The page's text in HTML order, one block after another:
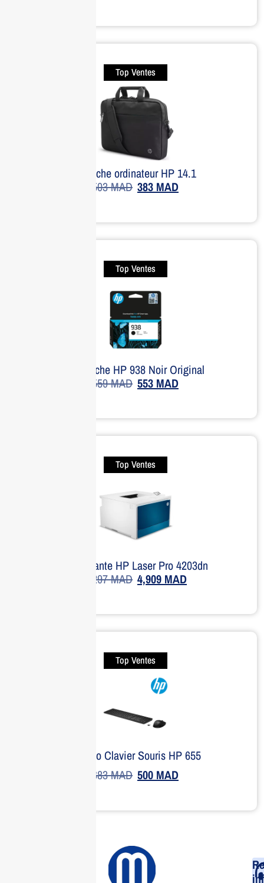
Top Ventes
Sacoche ordinateur HP 14.1
503MAD 383 MAD
Top Ventes
Cartouche HP 938 Noir Original
559MAD 553 MAD
Top Ventes
Imprimante HP Laser Pro 4203dn
7,297MAD 4,909 MAD
Top Ventes
Combo Clavier Souris HP 655
683MAD 500 MAD